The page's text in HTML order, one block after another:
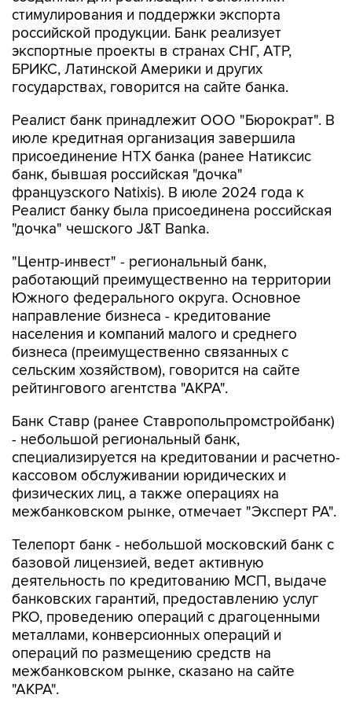
стимулирования и поддержки экспорта
российской продукции. Банк реализует
экспортные проекты в странах СНГ, АТР,
БРИКС, Латинской Америки и других
государствах, говорится на сайте банка.
Реалист банк принадлежит ООО "Бюрократ". В
июле кредитная организация завершила
присоединение НТХ банка (ранее Натиксис
банк, бывшая российская "дочка"
французского Natixis). В июле 2024 года к
Реалист банку была присоединена российская
"дочка" чешского J&T Banka.
"Центр-инвест" - региональный банк,
работающий преимущественно на территории
Южного федерального округа. Основное
направление бизнеса - кредитование
населения и компаний малого и среднего
бизнеса (преимущественно связанных с
сельским хозяйством), говорится на сайте
рейтингового агентства "АКРА".
Банк Ставр (ранее Ставропольпромстройбанк)
- небольшой региональный банк,
специализируется на кредитовании и расчетно-
кассовом обслуживании юридических и
физических лиц, а также операциях на
межбанковском рынке, отмечает "Эксперт РА".
Телепорт банк - небольшой московский банк с
базовой лицензией, ведет активную
деятельность по кредитованию МСП, выдаче
банковских гарантий, предоставлению услуг
РКО, проведению операций с драгоценными
металлами, конверсионных операций и
операций по размещению средств на
межбанковском рынке, сказано на сайте
"АКРА".